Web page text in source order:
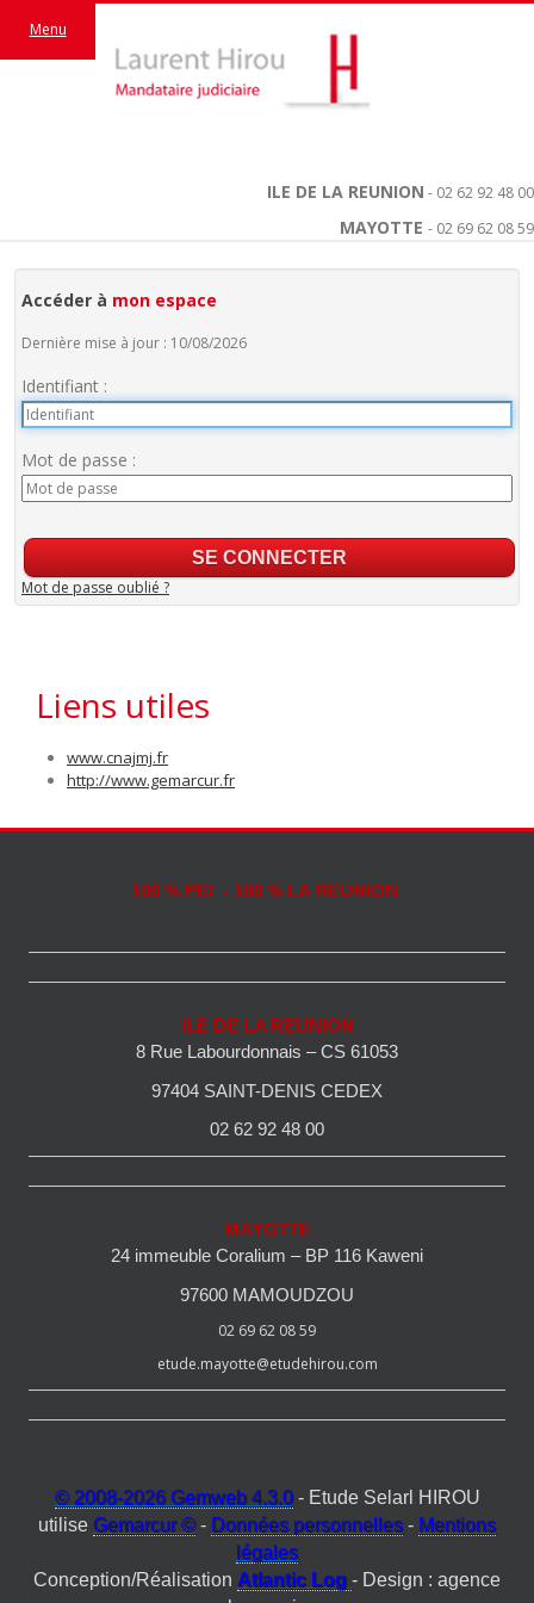
ILE DE LA REUNION - 02 62 92 48 00
MAYOTTE - 02 69 62 08 59
Menu
Accéder à mon espace
Dernière mise à jour : 10/08/2026
Identifiant :
Mot de passe :
Mot de passe oublié ?
Liens utiles
www.cnajmj.fr
http://www.gemarcur.fr
100 % PEI - 100 % LA REUNION
ILE DE LA REUNION
8 Rue Labourdonnais – CS 61053
97404 SAINT-DENIS CEDEX
02 62 92 48 00
MAYOTTE
24 immeuble Coralium – BP 116 Kaweni
97600 MAMOUDZOU
02 69 62 08 59
etude.mayotte@etudehirou.com
© 2008-2026 Gemweb 4.3.0- Etude Selarl HIROU
utilise Gemarcur © - Données personnelles - Mentions
légales
Conception/Réalisation Atlantic Log - Design : agence